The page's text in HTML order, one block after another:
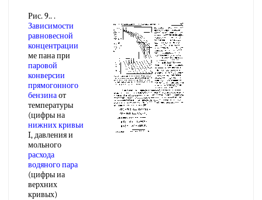
Рис. 9.. .
Зависимости
равновесной
концентрации
ме пана при
паровой
конверсии
прямогонного
бензинаот
температуры
(цифры на
нижних кривьи
I, давления и
мольного
расхода
водяного пара
(цифры иа
верхних
кривых)